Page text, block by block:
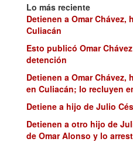
Lo más reciente
Detienen a Omar Chávez,
Culiacán
Esto publicó Omar
detención
Detienen a Omar Chávez,
en Culiacán; lo recluyen
Detiene a hijo de Julio
Detienen a otro hijo de
de Omar Alonso y lo